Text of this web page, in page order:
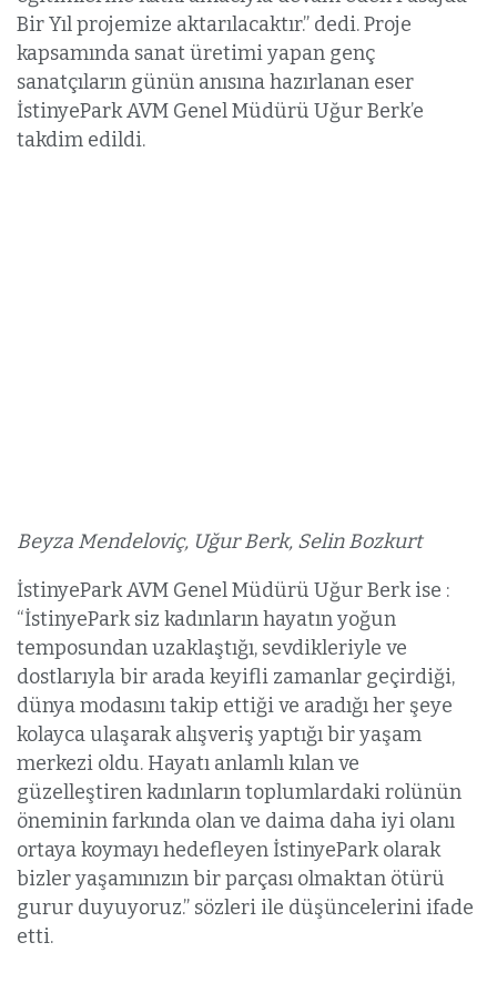
Bir Yıl projemize aktarılacaktır.” dedi. Proje
kapsamında sanat üretimi yapan genç
sanatçıların günün anısına hazırlanan eser
İstinyePark AVM Genel Müdürü Uğur Berk’e
takdim edildi.
Beyza Mendeloviç, Uğur Berk, Selin Bozkurt
İstinyePark AVM Genel Müdürü Uğur Berk ise :
“İstinyePark siz kadınların hayatın yoğun
temposundan uzaklaştığı, sevdikleriyle ve
dostlarıyla bir arada keyifli zamanlar geçirdiği,
dünya modasını takip ettiği ve aradığı her şeye
kolayca ulaşarak alışveriş yaptığı bir yaşam
merkezi oldu. Hayatı anlamlı kılan ve
güzelleştiren kadınların toplumlardaki rolünün
öneminin farkında olan ve daima daha iyi olanı
ortaya koymayı hedefleyen İstinyePark olarak
bizler yaşamınızın bir parçası olmaktan ötürü
gurur duyuyoruz.” sözleri ile düşüncelerini ifade
etti.